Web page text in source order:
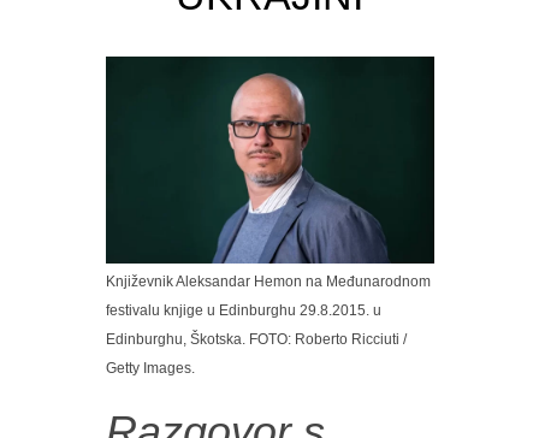
Književnik Aleksandar Hemon na Međunarodnom
festivalu knjige u Edinburghu 29.8.2015. u
Edinburghu, Škotska. FOTO: Roberto Ricciuti /
Getty Images.